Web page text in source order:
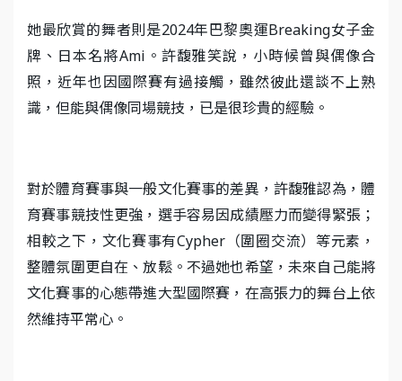
她最欣賞的舞者則是2024年巴黎奧運Breaking女子金
牌、日本名將Ami。許馥雅笑說，小時候曾與偶像合
照，近年也因國際賽有過接觸，雖然彼此還談不上熟
識，但能與偶像同場競技，已是很珍貴的經驗。
對於體育賽事與一般文化賽事的差異，許馥雅認為，體
育賽事競技性更強，選手容易因成績壓力而變得緊張；
相較之下，文化賽事有Cypher（圍圈交流）等元素，
整體氛圍更自在、放鬆。不過她也希望，未來自己能將
文化賽事的心態帶進大型國際賽，在高張力的舞台上依
然維持平常心。